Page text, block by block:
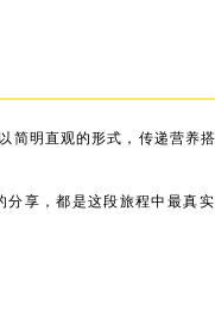
简明直观的形式，传递营养
享，都是这段旅程中最真